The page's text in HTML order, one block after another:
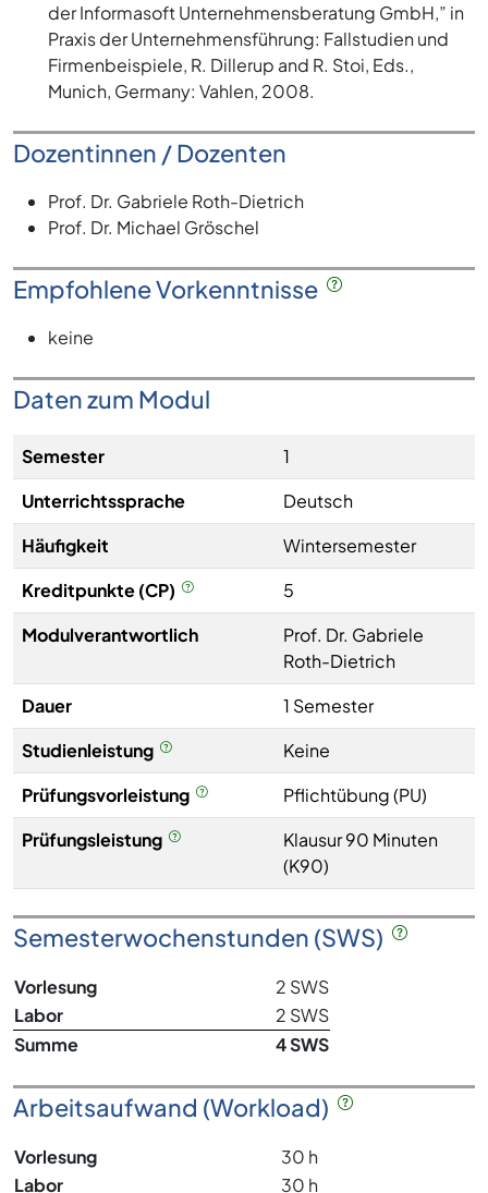
der Informasoft Unternehmensberatung GmbH,” in
Praxis der Unternehmensführung: Fallstudien und
Firmenbeispiele, R. Dillerup and R. Stoi, Eds.,
Munich, Germany: Vahlen, 2008.
Dozentinnen / Dozenten
Prof. Dr. Gabriele Roth-Dietrich
Prof. Dr. Michael Gröschel
Empfohlene Vorkenntnisse
keine
Daten zum Modul
Semester
1
Unterrichtssprache
Deutsch
Häufigkeit
Wintersemester
Kreditpunkte (CP)
5
Modulverantwortlich
Prof. Dr. Gabriele
Roth-Dietrich
Dauer
1 Semester
Studienleistung
Keine
Prüfungsvorleistung
Pflichtübung (PU)
Prüfungsleistung
Klausur 90 Minuten
(K90)
Semesterwochenstunden (SWS)
Vorlesung
2 SWS
Labor
2 SWS
Summe
4 SWS
Arbeitsaufwand (Workload)
Vorlesung
30 h
Labor
30 h